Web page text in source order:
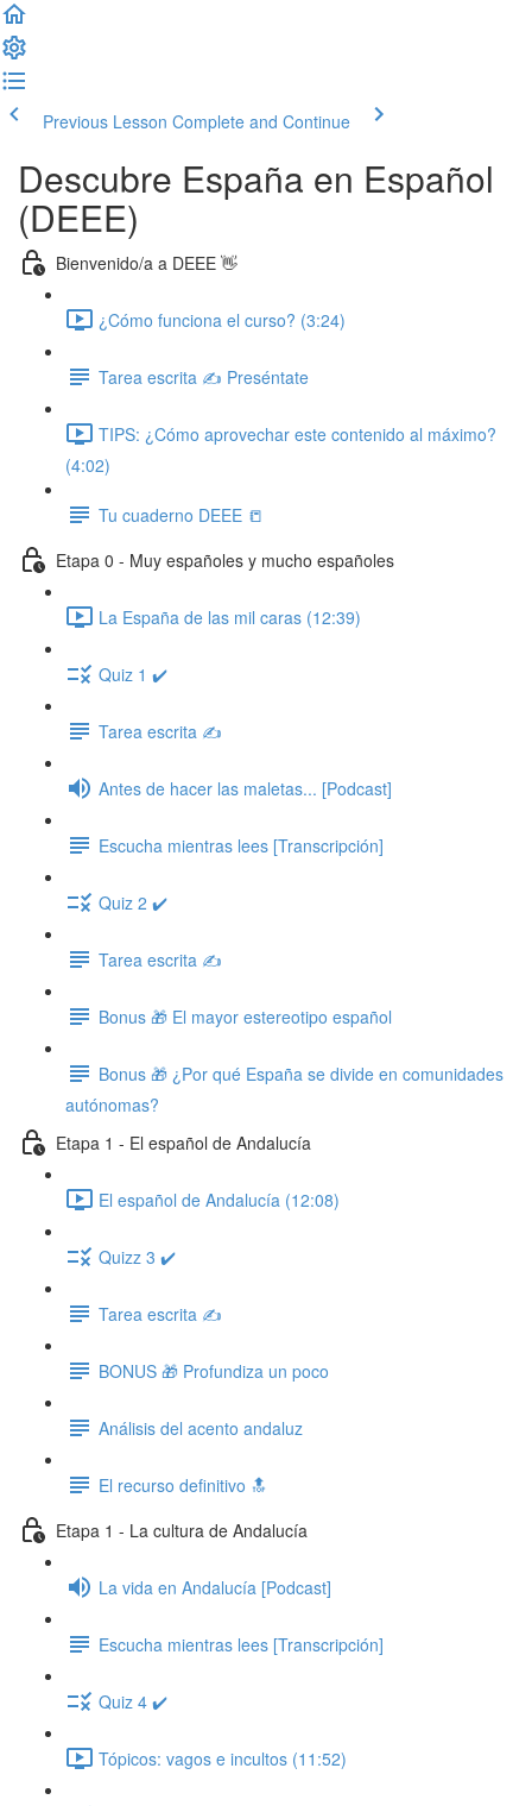
Previous Lesson Complete and Continue
Descubre España en Español
(DEEE)
Bienvenido/a a DEEE 👋
¿Cómo funciona el curso? (3:24)
Tarea escrita ✍️ Preséntate
TIPS: ¿Cómo aprovechar este contenido al máximo?
(4:02)
Tu cuaderno DEEE 📒
Etapa 0 - Muy españoles y mucho españoles
La España de las mil caras (12:39)
Quiz 1 ✔️
Tarea escrita ✍️
Antes de hacer las maletas... [Podcast]
Escucha mientras lees [Transcripción]
Quiz 2 ✔️
Tarea escrita ✍️
Bonus 🎁 El mayor estereotipo español
Bonus 🎁 ¿Por qué España se divide en comunidades
autónomas?
Etapa 1 - El español de Andalucía
El español de Andalucía (12:08)
Quizz 3 ✔️
Tarea escrita ✍️
BONUS 🎁 Profundiza un poco
Análisis del acento andaluz
El recurso definitivo 🔝
Etapa 1 - La cultura de Andalucía
La vida en Andalucía [Podcast]
Escucha mientras lees [Transcripción]
Quiz 4 ✔️
Tópicos: vagos e incultos (11:52)